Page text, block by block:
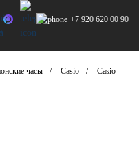
+7 920 620 00 90
часы Casio
Casio